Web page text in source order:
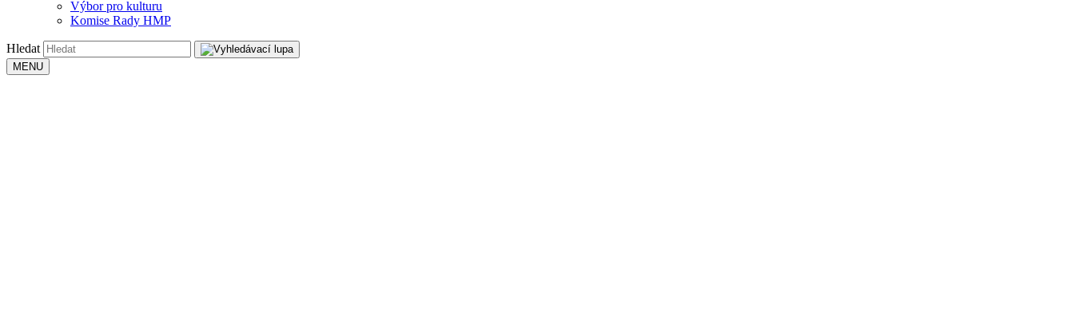
Výbor pro kulturu
Komise Rady HMP
Hledat
MENU